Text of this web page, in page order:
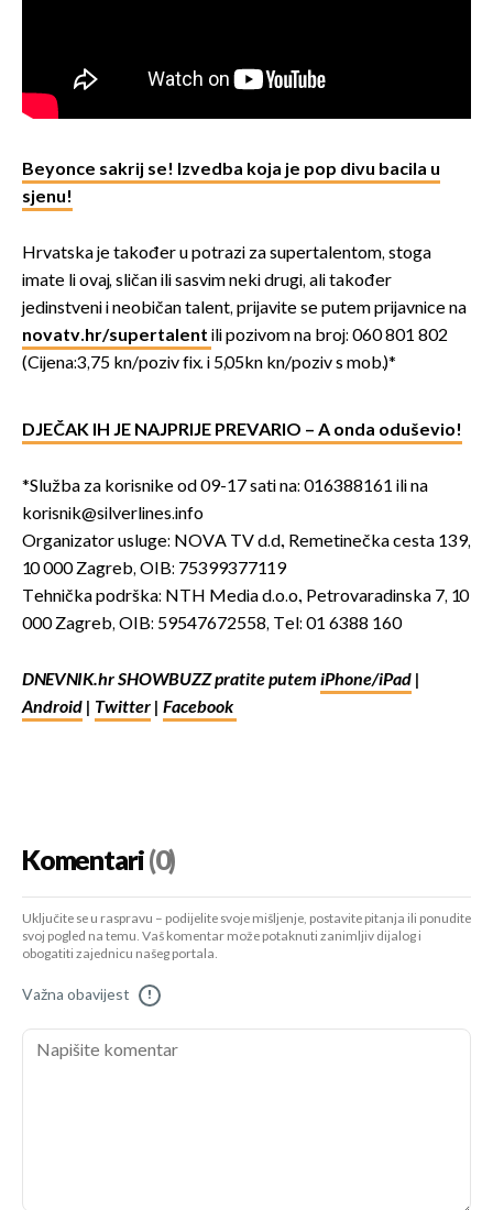
Beyonce sakrij se! Izvedba koja je pop divu bacila u
sjenu!
Hrvatska je također u potrazi za supertalentom, stoga
imate li ovaj, sličan ili sasvim neki drugi, ali također
jedinstveni i neobičan talent, prijavite se putem prijavnice na
novatv.hr/supertalent ili pozivom na broj: 060 801 802
(Cijena:3,75 kn/poziv fix. i 5,05kn kn/poziv s mob.)*
DJEČAK IH JE NAJPRIJE PREVARIO – A onda oduševio!
*Služba za korisnike od 09-17 sati na: 016388161 ili na
korisnik@silverlines.info
Organizator usluge: NOVA TV d.d., Remetinečka cesta 139,
10 000 Zagreb, OIB: 75399377119
Tehnička podrška: NTH Media d.o.o., Petrovaradinska 7, 10
000 Zagreb, OIB: 59547672558, Tel: 01 6388 160
DNEVNIK.hr SHOWBUZZ pratite putem iPhone/iPad |
Android | Twitter | Facebook
Komentari(0)
Uključite se u raspravu – podijelite svoje mišljenje, postavite pitanja ili ponudite
svoj pogled na temu. Vaš komentar može potaknuti zanimljiv dijalog i
obogatiti zajednicu našeg portala.
Važna obavijest !